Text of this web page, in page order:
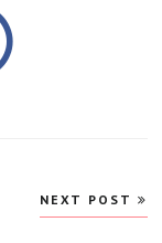
NEXT POST